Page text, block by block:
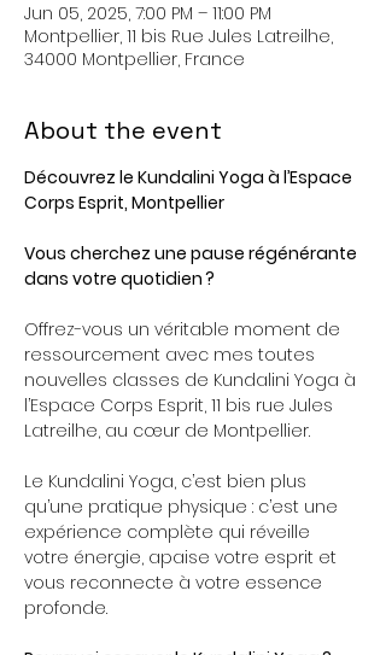
Jun 05, 2025, 7:00 PM – 11:00 PM
Montpellier, 11 bis Rue Jules Latreilhe,
34000 Montpellier, France
About the event
Découvrez le Kundalini Yoga à l’Espace
Corps Esprit, Montpellier
Vous cherchez une pause régénérante
dans votre quotidien ?
Offrez-vous un véritable moment de
ressourcement avec mes toutes
nouvelles classes de Kundalini Yoga à
l’Espace Corps Esprit, 11 bis rue Jules
Latreilhe, au cœur de Montpellier.
Le Kundalini Yoga, c’est bien plus
qu’une pratique physique : c’est une
expérience complète qui réveille
votre énergie, apaise votre esprit et
vous reconnecte à votre essence
profonde.